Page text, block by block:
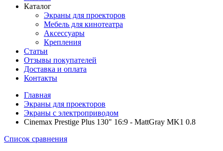
Каталог
Экраны для проекторов
Mебель для кинотеатра
Аксессуары
Крепления
Статьи
Отзывы покупателей
Доставка и оплата
Контакты
Главная
Экраны для проекторов
Экраны с электроприводом
Cinemax Prestige Plus 130" 16:9 - MattGray MK1 0.8
Список сравнения